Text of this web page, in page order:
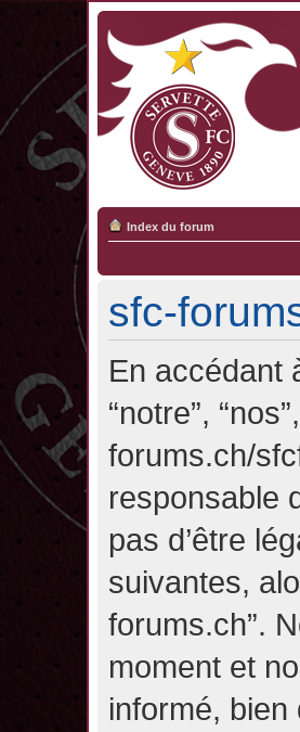
Index du forum
sfc-
En accédant
“notre”,
forums.ch/
responsable
pas d’être
suivantes,
forums.ch”.
moment et
informé, bien